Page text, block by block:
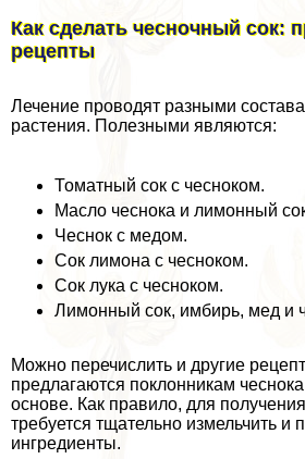
Как сделать чесночный сок:
рецепты
Лечение проводят разными
растения. Полезными являются:
Томатный сок с чесноком.
Масло чеснока и лимонный
Чеснок с медом.
Сок лимона с чесноком.
Сок лука с чесноком.
Лимонный сок, имбирь, мед и
Можно перечислить и другие
предлагаются поклонникам
основе. Как правило, для
требуется тщательно измельчить и
ингредиенты.